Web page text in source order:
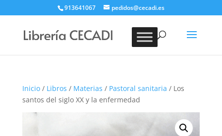
913641067 pedidos@cecadi.es
BUSCAR
Inicio/ Libros / Materias / Pastoral sanitaria / Los
santos del siglo XX y la enfermedad